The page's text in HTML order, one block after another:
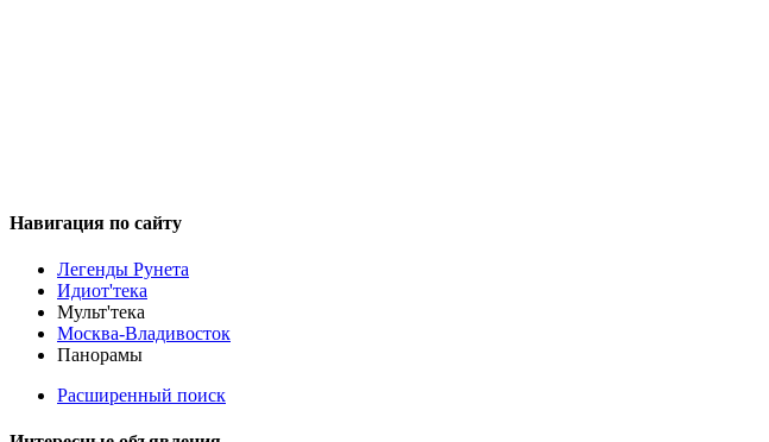
Навигация по сайту
Легенды Рунета
Идиот'тека
Мульт'тека
Москва-Владивосток
Панорамы
Расширенный поиск